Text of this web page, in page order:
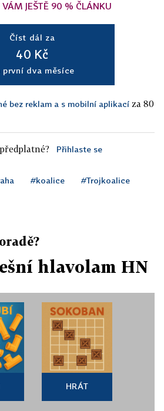
JEŠTĚ 90 % ČLÁNKU
Číst dál za
40 Kč
první dva měsíce
bez reklam a s mobilní aplikací za 80
Přihlaste se
#koalice #Trojkoalice
hlavolam HN
HRÁT